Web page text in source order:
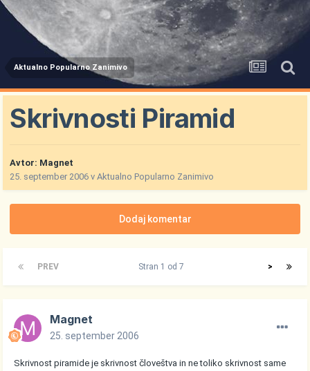
Aktualno Popularno Zanimivo
Skrivnosti Piramid
Avtor: Magnet
25. september 2006 vAktualno Popularno Zanimivo
Dodaj komentar
PREV >
Stran 1 od 7
Magnet
25. september 2006
Skrivnost piramide je skrivnost človeštva in ne toliko skrivnost same